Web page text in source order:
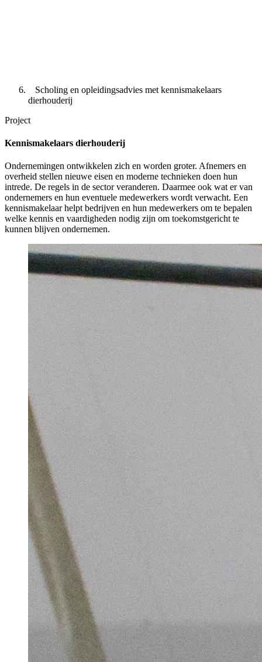
Scholing en opleidingsadvies met kennismakelaars
dierhouderij
Project
Kennismakelaars dierhouderij
Ondernemingen ontwikkelen zich en worden groter. Afnemers en
overheid stellen nieuwe eisen en moderne technieken doen hun
intrede. De regels in de sector veranderen. Daarmee ook wat er van
ondernemers en hun eventuele medewerkers wordt verwacht. Een
kennismakelaar helpt bedrijven en hun medewerkers om te bepalen
welke kennis en vaardigheden nodig zijn om toekomstgericht te
kunnen blijven ondernemen.